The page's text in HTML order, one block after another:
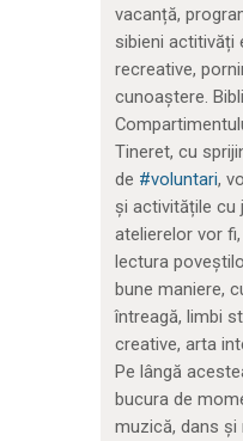
vacanță,
sibieni actitivăți
recreative,
cunoaștere.
Tineret, cu
de #voluntari,
și activitățile cu
atelierelor vor
lectura
bune maniere,
întreagă, limbi
creative, arta
Pe lângă
bucura de
muzică, dans și